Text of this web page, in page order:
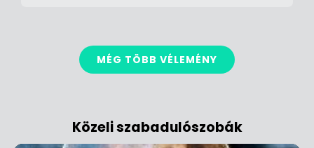
MÉG TÖBB VÉLEMÉNY
Közeli szabadulószobák